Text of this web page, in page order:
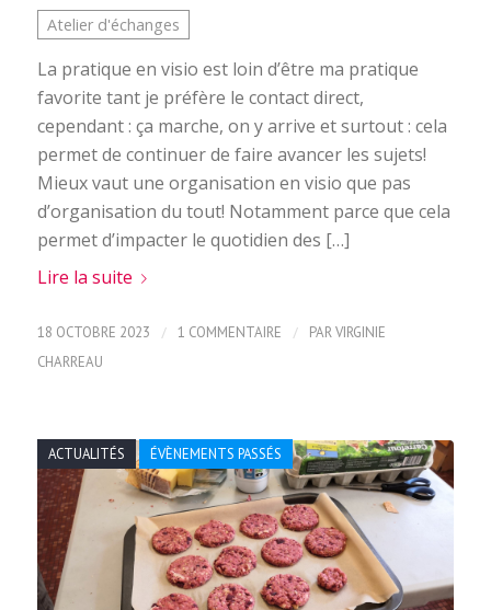
Atelier d'échanges
La pratique en visio est loin d’être ma pratique
favorite tant je préfère le contact direct,
cependant : ça marche, on y arrive et surtout : cela
permet de continuer de faire avancer les sujets!
Mieux vaut une organisation en visio que pas
d’organisation du tout! Notamment parce que cela
permet d’impacter le quotidien des […]
Lire la suite
18 OCTOBRE 2023 / 1 COMMENTAIRE / PARVIRGINIE
CHARREAU
ACTUALITÉS ÉVÈNEMENTS PASSÉS